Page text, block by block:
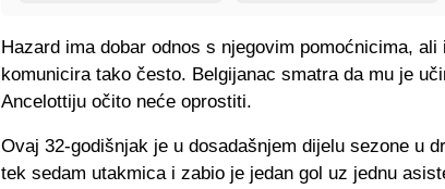
Hazard ima dobar odnos s njegovim pomoćnicima, ali
komunicira tako često. Belgijanac smatra da mu je
Ancelottiju očito neće oprostiti.
Ovaj 32-godišnjak je u dosadašnjem dijelu sezone u
tek sedam utakmica i zabio je jedan gol uz jednu